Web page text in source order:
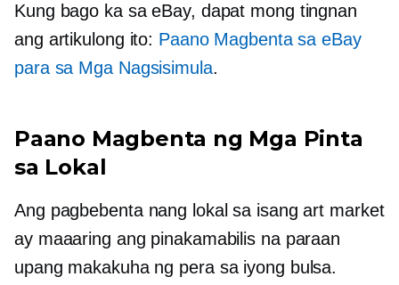
Kung bago ka sa eBay, dapat mong tingnan
ang artikulong ito: Paano Magbenta sa eBay
para sa Mga Nagsisimula.
Paano Magbenta ng Mga Pinta
sa Lokal
Ang pagbebenta nang lokal sa isang art market
ay maaaring ang pinakamabilis na paraan
upang makakuha ng pera sa iyong bulsa.